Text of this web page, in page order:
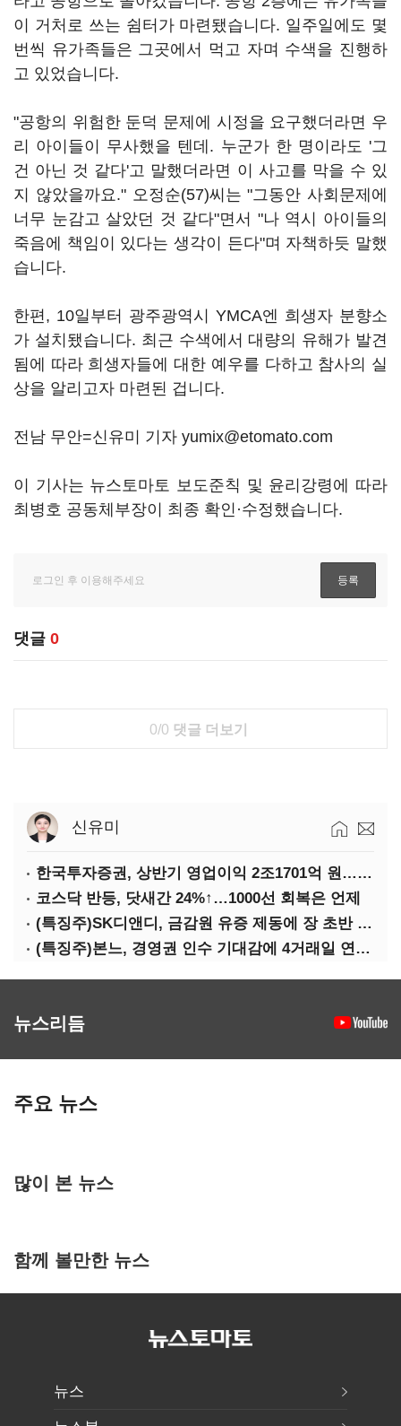
이 거처로 쓰는 쉼터가 마련됐습니다. 일주일에도 몇
번씩 유가족들은 그곳에서 먹고 자며 수색을 진행하
고 있었습니다.
"공항의 위험한 둔덕 문제에 시정을 요구했더라면 우
리 아이들이 무사했을 텐데. 누군가 한 명이라도 '그
건 아닌 것 같다'고 말했더라면 이 사고를 막을 수 있
지 않았을까요." 오정순(57)씨는 "그동안 사회문제에
너무 눈감고 살았던 것 같다"면서 "나 역시 아이들의
죽음에 책임이 있다는 생각이 든다"며 자책하듯 말했
습니다.
한편, 10일부터 광주광역시 YMCA엔 희생자 분향소
가 설치됐습니다. 최근 수색에서 대량의 유해가 발견
됨에 따라 희생자들에 대한 예우를 다하고 참사의 실
상을 알리고자 마련된 겁니다.
전남 무안=신유미 기자 yumix@etomato.com
이 기사는 뉴스토마토 보도준칙 및 윤리강령에 따라
최병호 공동체부장이 최종 확인·수정했습니다.
댓글 0
0/0 댓글 더보기
신유미
한국투자증권, 상반기 영업이익 2조1701억 원… 전년비 89.1%↑
코스닥 반등, 닷새간 24%↑…1000선 회복은 언제
(특징주)SK디앤디, 금감원 유증 제동에 장 초반 상한가
(특징주)본느, 경영권 인수 기대감에 4거래일 연속 상한가
뉴스리듬
주요 뉴스
많이 본 뉴스
함께 볼만한 뉴스
뉴스